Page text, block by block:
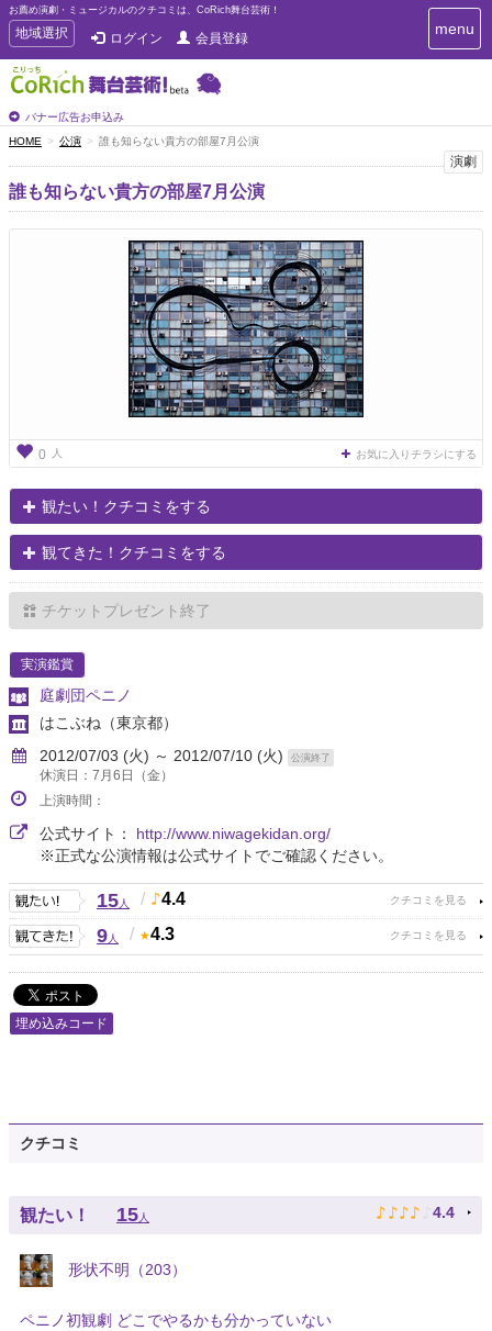
お薦め演劇・ミュージカルのクチコミは、CoRich舞台芸術！
T
o
g
g
e
n
a
v
i
地域選択 ログイン 会員登録
バナー広告お申込み
T
o
i
menu
HOME 公演 誰も知らない貴方の部屋7月公演
演劇
誰も知らない貴方の部屋7月公演
0 人 お気に入りチラシにする
観たい！クチコミをする
観てきた！クチコミをする
チケットプレゼント終了
実演鑑賞
庭劇団ペニノ
はこぶね （東京都）
2012/07/03 (火) ～ 2012/07/10 (火)
公演終了
休演日：7月6日（金）
上演時間：
公式サイト： http://www.niwagekidan.org/
※正式な公演情報は公式サイトでご確認ください。
15人 / 4.4
9人 / 4.3
埋め込みコード
クチコミ
観たい！ 15人 ♪ ♪ ♪ ♪ ♪ 4.4
形状不明（203）
ペニノ初観劇 どこでやるかも分かっていない